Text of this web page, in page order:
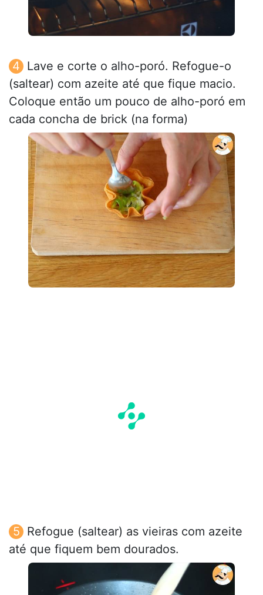
Lave e corte o alho-poró. Refogue-o
(saltear) com azeite até que fique macio.
Coloque então um pouco de alho-poró em
cada concha de brick (na forma)
Refogue (saltear) as vieiras com azeite
até que fiquem bem dourados.